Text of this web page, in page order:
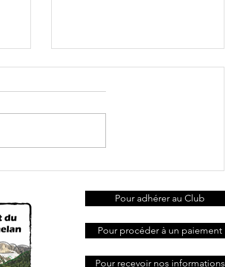
vendredi
Tournoi de fin
novembre
Pour adhérer au Club
Pour procéder à un paiement
Pour recevoir nos informations